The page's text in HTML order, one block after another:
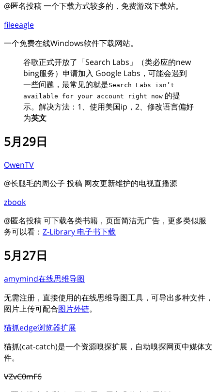
@匿名投稿 一个下载方式较多的，免费游戏下载站。
fileeagle
一个免费在线Windows软件下载网站。
谷歌正式开放了「Search Labs」（类必应的new
bing服务）申请加入 Google Labs，可能会遇到
一些问题，最常见的就是Search Labs isn’t
available for your account right now 的提
示。解决方法：1、使用美国ip，2、修改语言偏好
为英文
5月29日
OwenTV
@长腿毛的周公子 投稿 网友更新维护的电视直播源
zbook
@匿名投稿 可下载各类书籍，页面简洁无广告，更多类似服
务可以看： Z-Library 电子书下载
5月27日
amymind在线思维导图
无需注册，直接使用的在线思维导图工具，可导出多种文件，
图片上传可配合图片外链。
猫抓edge浏览器扩展
猫抓(cat-catch)是一个资源嗅探扩展，自动嗅探网页中媒体文
件。
VZvC0mF6